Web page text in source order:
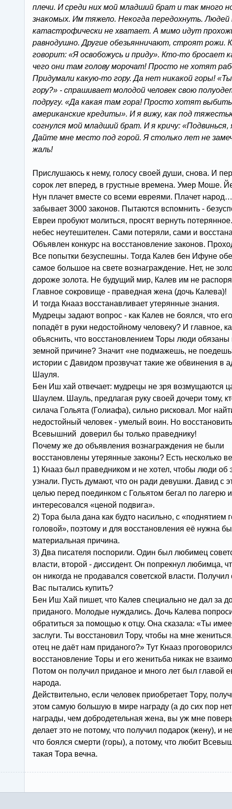
плечи. И среди них мой младший брат и так много
знакомых. Им тяжело. Некогда передохнуть. Людей
катастрофически не хватает. А мимо идут
равнодушно. Другие обезьянничают, строят рожи.
говорит: «Я освобожусь и приду». Кто-то бросает
чего они там голову морочат! Просто не хотят
Придумали какую-то гору. Да нет никакой горы!
гору?» - спрашивает молодой человек свою
подругу. «Да какая там гора! Просто хотят выбить
американские кредиты». И я вижу, как под
согнулся мой младший брат. И я кричу: «Подвинься,
Дайте мне место под горой. Я столько лет не
жаль!
Прислушаюсь к нему, голосу своей души, снова. И
сорок лет вперед, в грустные времена. Умер Моше.
Нун плачет вместе со всеми евреями. Плачет
забывает 3000 законов. Пытаются вспомнить -
Евреи пробуют молиться, просят вернуть
небес неутешителен. Сами потеряли, сами и
Объявлен конкурс на восстановление законов.
Все попытки безуспешны. Тогда Калев бен Ифуне
самое большое на свете вознаграждение. Нет, не
дороже золота. Не будущий мир, Калев им не
Главное сокровище - праведная жена (дочь Калева)!
И тогда Кнааз восстанавливает утерянные знания.
Мудрецы задают вопрос - как Калев не боялся, что
попадёт в руки недостойному человеку? И главное,
объяснить, что восстановлением Торы люди обязаны
земной причине? Значит «не подмажешь, не
истории с Давидом прозвучат такие же обвинения в
Шауля.
Бен Иш хай отвечает: мудрецы не зря возмущаются
Шаулем. Шауль, предлагая руку своей дочери тому,
силача Гольята (Голиафа), сильно рисковал. Мог
недостойный человек - умелый воин. Но
Всевышний доверил бы только праведнику!
Почему же до объявления вознаграждения не были
восстановлены утерянные законы? Есть несколько
1) Кнааз был праведником и не хотел, чтобы люди об
узнали. Пусть думают, что он ради девушки. Давид с
целью перед поединком с Гольятом бегал по лагерю и
интересовался «ценой подвига».
2) Тора была дана как будто насильно, с «поднятием
головой», поэтому и для восстановления её нужна
материальная причина.
3) Два писателя поспорили. Один был любимец
власти, второй - диссидент. Он попрекнул любимца,
он никогда не продавался советской власти. Получил
Вас пытались купить?
Бен Иш Хай пишет, что Калев специально не дал за
приданого. Молодые нуждались. Дочь Калева
обратиться за помощью к отцу. Она сказала: «Ты
заслуги. Ты восстановил Тору, чтобы на мне
отец не даёт нам приданого?» Тут Кнааз
восстановление Торы и его женитьба никак не
Потом он получил приданое и много лет был главой
народа.
Действительно, если человек приобретает Тору,
этом самую большую в мире награду (а до сих пор
награды, чем добродетельная жена, вы уж мне
делает это не потому, что получил подарок (жену), и
что боялся смерти (горы), а потому, что любит
такая Тора вечна.